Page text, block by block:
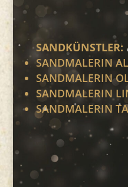
SANDKÜNSTLER:
SANDMALERIN
SANDMALERIN
SANDMALERIN
SANDMALERIN